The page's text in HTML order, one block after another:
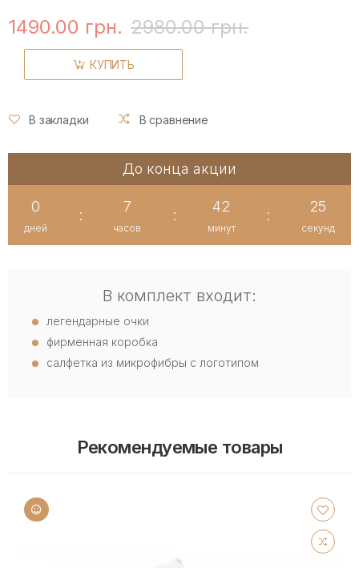
1490.00 грн. 2980.00 грн.
КУПИТЬ
В закладки В сравнение
До конца акции
0
дней
:
7
часов
:
42
минут
:
24
секунд
В комплект входит:
легендарные очки
фирменная коробка
салфетка из микрофибры с логотипом
Рекомендуемые товары